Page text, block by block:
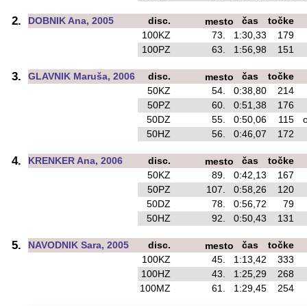
2. DOBNIK Ana, 2005 disc. mesto čas
točke
100KZ
73. 1:30,33 179
100PZ
63. 1:56,98 151
3. GLAVNIK Maruša, 2006 disc. mesto čas
točke
50KZ
54. 0:38,80 214
50PZ
60. 0:51,38 176
50DZ
55. 0:50,06 115
50HZ
56. 0:46,07 172
4. KRENKER Ana, 2006 disc. mesto čas
točke
50KZ
89. 0:42,13 167
50PZ
107. 0:58,26 120
50DZ
78. 0:56,72 79
50HZ
92. 0:50,43 131
5. NAVODNIK Sara, 2005 disc. mesto čas
točke
100KZ
45. 1:13,42 333
100HZ
43. 1:25,29 268
100MZ
61. 1:29,45 254